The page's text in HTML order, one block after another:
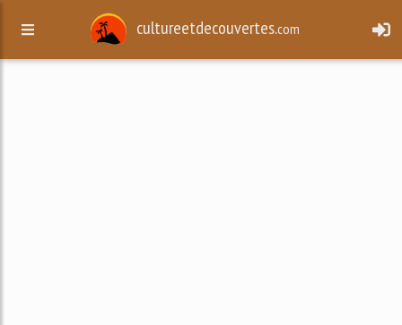
cultureetdecouvertes.com